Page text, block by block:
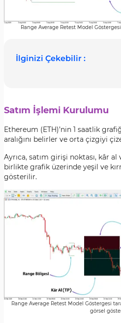
Range Average Retest Model
İlginizi Çekebilir :
Satım İşlemi Kurulumu
Ethereum (ETH)’nin 1 saatlik
aralığını belirler ve orta çizgiyi
Ayrıca, satım girişi noktası, kâr
birlikte grafik üzerinde yeşil ve
gösterilir.
Range Average Retest Model Göstergesi
görsel